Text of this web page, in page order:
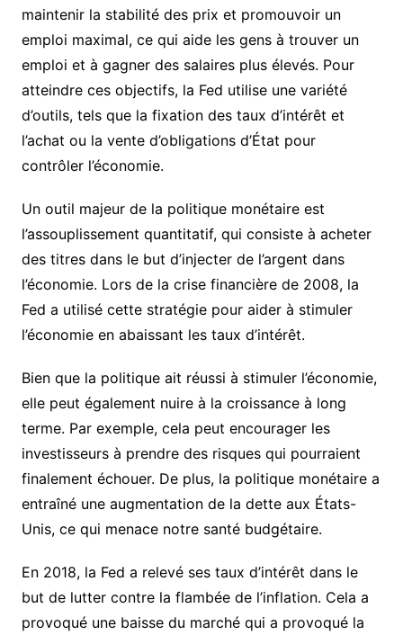
maintenir la stabilité des prix et promouvoir un
emploi maximal, ce qui aide les gens à trouver un
emploi et à gagner des salaires plus élevés. Pour
atteindre ces objectifs, la Fed utilise une variété
d’outils, tels que la fixation des taux d’intérêt et
l’achat ou la vente d’obligations d’État pour
contrôler l’économie.
Un outil majeur de la politique monétaire est
l’assouplissement quantitatif, qui consiste à acheter
des titres dans le but d’injecter de l’argent dans
l’économie. Lors de la crise financière de 2008, la
Fed a utilisé cette stratégie pour aider à stimuler
l’économie en abaissant les taux d’intérêt.
Bien que la politique ait réussi à stimuler l’économie,
elle peut également nuire à la croissance à long
terme. Par exemple, cela peut encourager les
investisseurs à prendre des risques qui pourraient
finalement échouer. De plus, la politique monétaire a
entraîné une augmentation de la dette aux États-
Unis, ce qui menace notre santé budgétaire.
En 2018, la Fed a relevé ses taux d’intérêt dans le
but de lutter contre la flambée de l’inflation. Cela a
provoqué une baisse du marché qui a provoqué la